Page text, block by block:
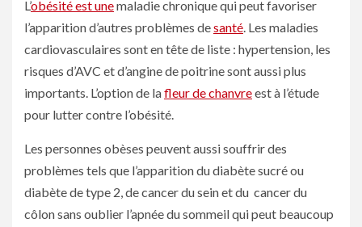
L’obésité est unemaladie chronique qui peut favoriser
l’apparition d’autres problèmes desanté. Les maladies
cardiovasculaires sont en tête de liste : hypertension, les
risques d’AVC et d’angine de poitrine sont aussi plus
importants. L’option de lafleur de chanvreest à l’étude
pour lutter contre l’obésité.
Les personnes obèses peuvent aussi souffrir des
problèmes tels que l’apparition du diabète sucré ou
diabète de type 2, de cancer du sein et du cancer du
côlon sans oublier l’apnée du sommeil qui peut beaucoup